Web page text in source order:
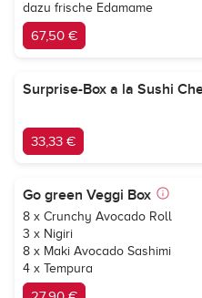
dazu frische Edamame
67,50 €
Surprise-Box a la Sushi
33,33 €
Go green Veggi Box
8 x Crunchy Avocado Roll
3 x Nigiri
8 x Maki Avocado Sashimi
4 x Tempura